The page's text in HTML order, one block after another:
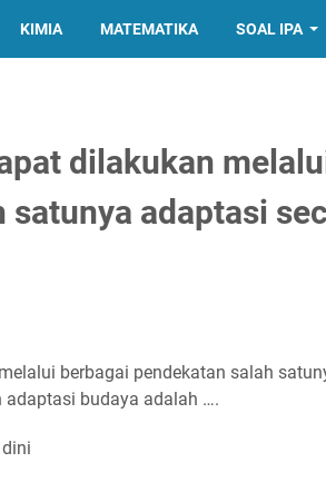
KIMIA MATEMATIKA SOAL IPA
dilakukan
satunya adaptasi
berbagai pendekatan salah
adaptasi budaya adalah ….